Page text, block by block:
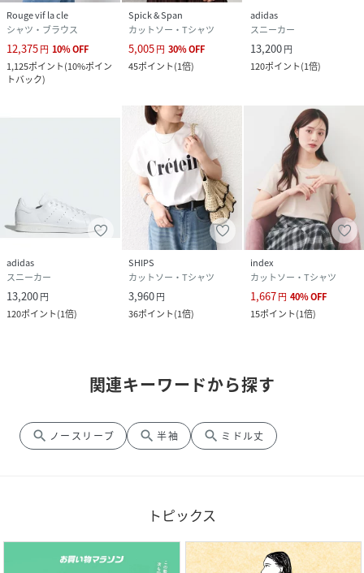
Rouge vif la cle
シャツ・ブラウス
12,375円 10%OFF
1,125ポイント(10%ポイン
トバック)
Spick & Span
カットソー・Tシャツ
5,005円 30%OFF
45ポイント(1倍)
adidas
スニーカー
13,200円
120ポイント(1倍)
adidas
スニーカー
13,200円
120ポイント(1倍)
SHIPS
カットソー・Tシャツ
3,960円
36ポイント(1倍)
index
カットソー・Tシャツ
1,667円 40%OFF
15ポイント(1倍)
関連キーワードから探す
search ノースリーブ search 半袖 search ミドル丈
トピックス